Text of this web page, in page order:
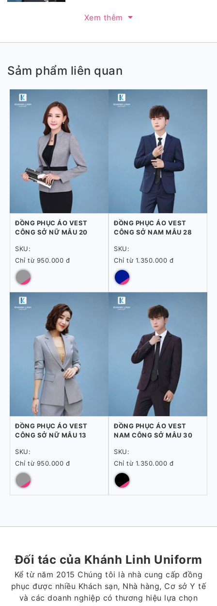
Xem thêm
Sảm phẩm liên quan
ĐỒNG PHỤC ÁO VEST
CÔNG SỞ NỮ MẪU 20
SKU:
Chỉ từ 950.000 đ
ĐỒNG PHỤC ÁO VEST
CÔNG SỞ NAM MẪU 28
SKU:
Chỉ từ 1.350.000 đ
ĐỒNG PHỤC ÁO VEST
CÔNG SỞ NỮ MẪU 13
SKU:
Chỉ từ 950.000 đ
ĐỒNG PHỤC ÁO VEST
NAM CÔNG SỞ MẪU 30
SKU:
Chỉ từ 1.350.000 đ
Đối tác của Khánh Linh Uniform
Kể từ năm 2015 Chúng tôi là nhà cung cấp đồng
phục được nhiều Khách sạn, Nhà hàng, Cơ sở Y tế
và các doanh nghiệp có thương hiệu lựa chọn